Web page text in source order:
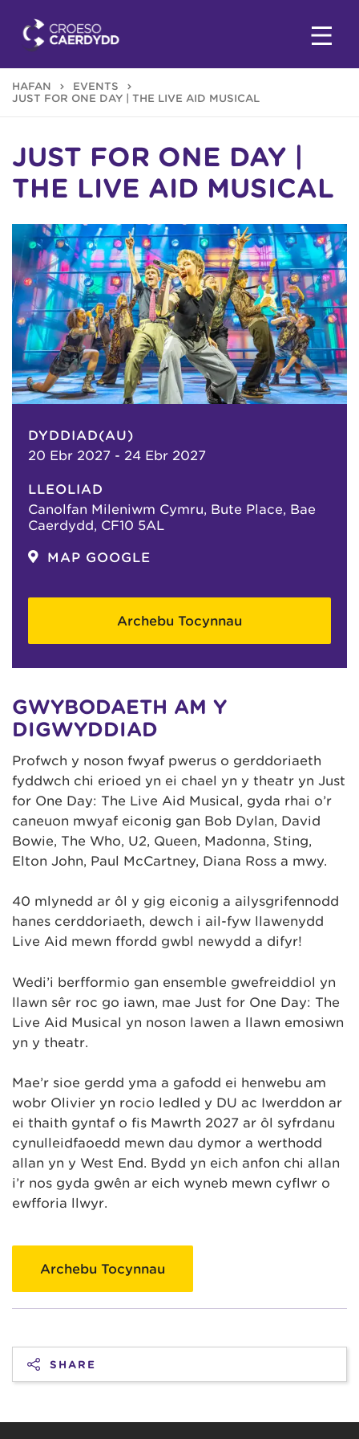
HAFAN
EVENTS
JUST FOR ONE DAY | THE LIVE AID MUSICAL
JUST FOR ONE DAY |
THE LIVE AID MUSICAL
DYDDIAD(AU)
20 Ebr 2027 - 24 Ebr 2027
LLEOLIAD
Canolfan Mileniwm Cymru, Bute Place, Bae
Caerdydd, CF10 5AL
MAP GOOGLE
Archebu Tocynnau
GWYBODAETH AM Y
DIGWYDDIAD
Profwch y noson fwyaf pwerus o gerddoriaeth
fyddwch chi erioed yn ei chael yn y theatr yn Just
for One Day: The Live Aid Musical, gyda rhai o’r
caneuon mwyaf eiconig gan Bob Dylan, David
Bowie, The Who, U2, Queen, Madonna, Sting,
Elton John, Paul McCartney, Diana Ross a mwy.
40 mlynedd ar ôl y gig eiconig a ailysgrifennodd
hanes cerddoriaeth, dewch i ail-fyw llawenydd
Live Aid mewn ffordd gwbl newydd a difyr!
Wedi’i berfformio gan ensemble gwefreiddiol yn
llawn sêr roc go iawn, mae Just for One Day: The
Live Aid Musical yn noson lawen a llawn emosiwn
yn y theatr.
Mae’r sioe gerdd yma a gafodd ei henwebu am
wobr Olivier yn rocio ledled y DU ac Iwerddon ar
ei thaith gyntaf o fis Mawrth 2027 ar ôl syfrdanu
cynulleidfaoedd mewn dau dymor a werthodd
allan yn y West End. Bydd yn eich anfon chi allan
i’r nos gyda gwên ar eich wyneb mewn cyflwr o
ewfforia llwyr.
Archebu Tocynnau
SHARE